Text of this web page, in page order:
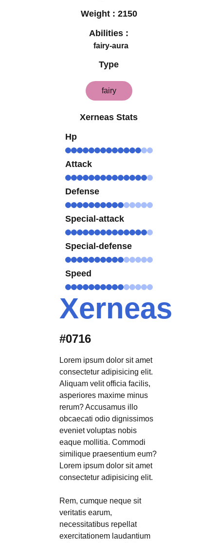
Weight : 2150
Abilities :
fairy-aura
Type
fairy
Xerneas Stats
Hp
Attack
Defense
Special-attack
Special-defense
Speed
Xerneas
#0716
Lorem ipsum dolor sit amet
consectetur adipisicing elit.
Aliquam velit officia facilis,
asperiores maxime minus
rerum? Accusamus illo
obcaecati odio dignissimos
eveniet voluptas nobis
eaque mollitia. Commodi
similique praesentium eum?
Lorem ipsum dolor sit amet
consectetur adipisicing elit.
Rem, cumque neque sit
veritatis earum,
necessitatibus repellat
exercitationem laudantium